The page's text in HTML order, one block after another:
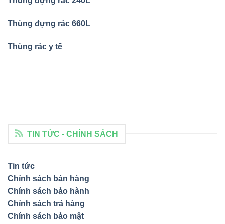
Thùng đựng rác 660L
Thùng rác y tế
TIN TỨC - CHÍNH SÁCH
Tin tức
Chính sách bán hàng
Chính sách bảo hành
Chính sách trả hàng
Chính sách bảo mật